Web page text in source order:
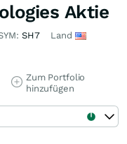
Aktie
SH7 Land
Zum Portfolio
hinzufügen